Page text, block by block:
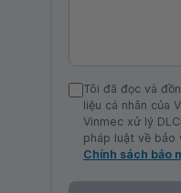
Tôi đã đọc và
liệu cá nhân của
Vinmec xử lý
pháp luật về bảo
Chính sách bảo